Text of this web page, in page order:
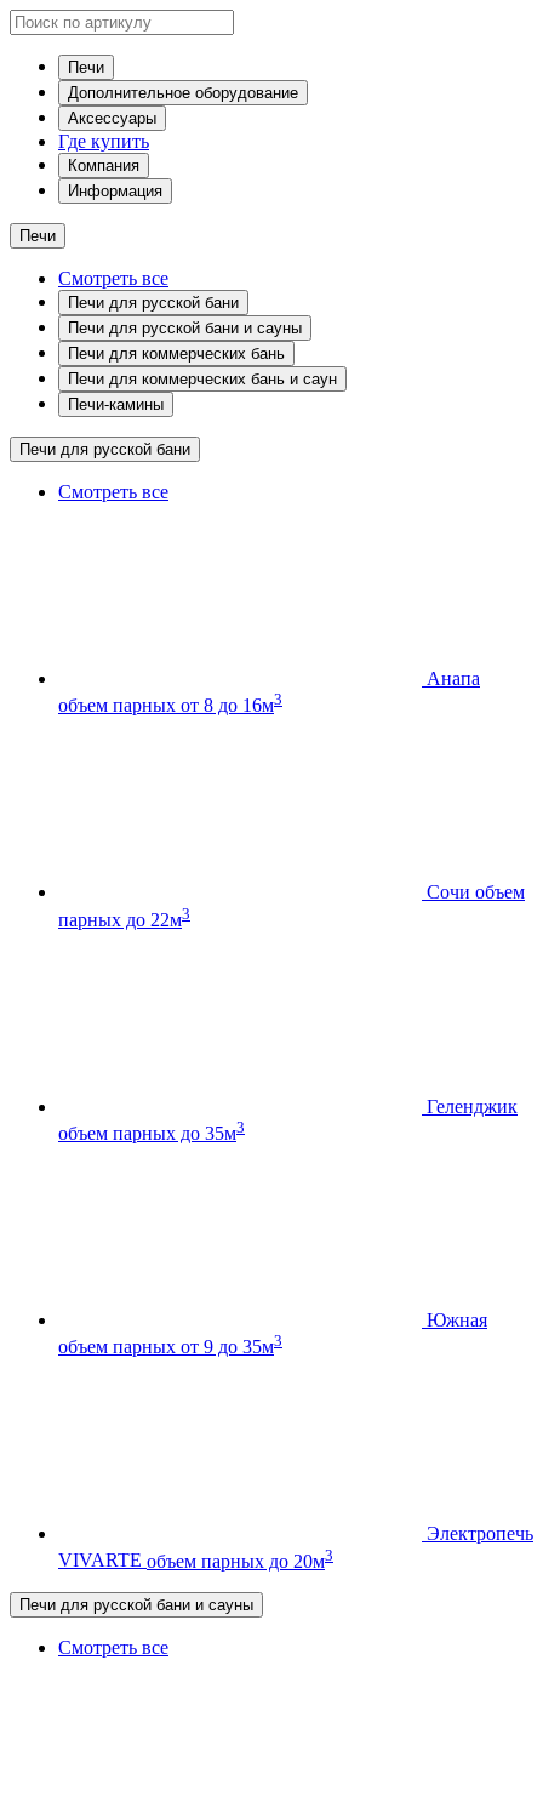
Печи
Дополнительное оборудование
Аксессуары
Где купить
Компания
Информация
Печи
Смотреть все
Печи для русской бани
Печи для русской бани и сауны
Печи для коммерческих бань
Печи для коммерческих бань и саун
Печи-камины
Печи для русской бани
Смотреть все
Анапа
объем парных от 8 до 16м3
Сочи объем
парных до 22м3
Геленджик
объем парных до 35м3
Южная
объем парных от 9 до 35м3
Электропечь
VIVARTE объем парных до 20м3
Печи для русской бани и сауны
Смотреть все